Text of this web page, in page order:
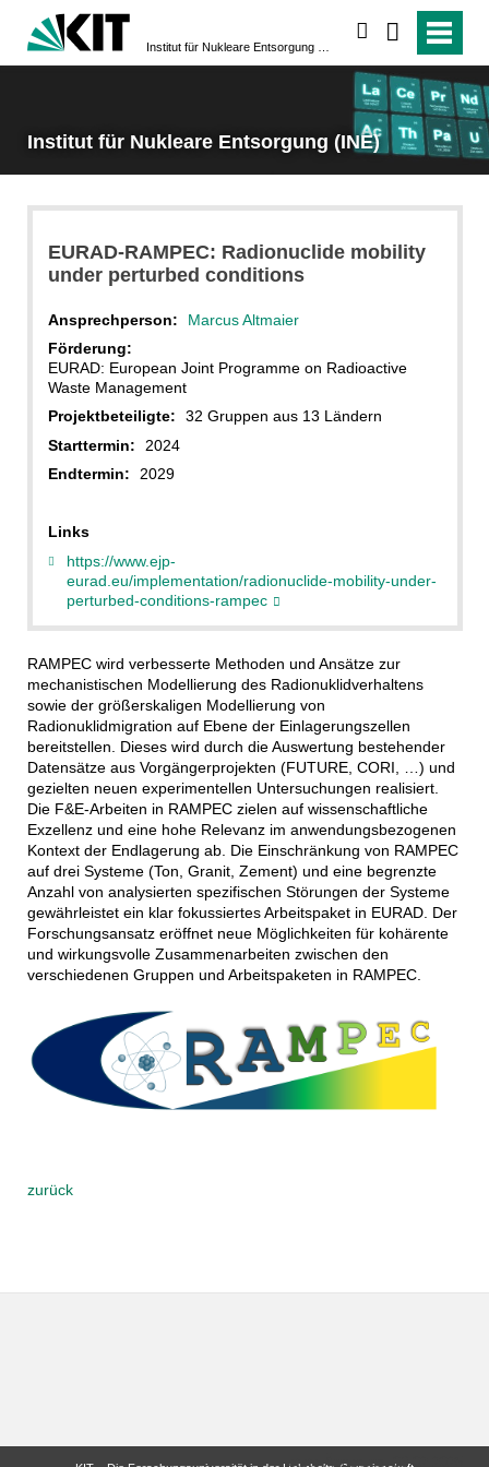
Institut für Nukleare Entsorgung (INE)
EURAD-RAMPEC: Radionuclide mobility
under perturbed conditions
Ansprechperson:
Marcus Altmaier
Förderung:
EURAD: European Joint Programme on Radioactive
Waste Management
Projektbeteiligte:
32 Gruppen aus 13 Ländern
Starttermin:
2024
Endtermin:
2029
Links
https://www.ejp-
eurad.eu/implementation/radionuclide-mobility-under-
perturbed-conditions-rampec
RAMPEC wird verbesserte Methoden und Ansätze zur
mechanistischen Modellierung des Radionuklidverhaltens
sowie der größerskaligen Modellierung von
Radionuklidmigration auf Ebene der Einlagerungszellen
bereitstellen. Dieses wird durch die Auswertung bestehender
Datensätze aus Vorgängerprojekten (FUTURE, CORI, …) und
gezielten neuen experimentellen Untersuchungen realisiert.
Die F&E-Arbeiten in RAMPEC zielen auf wissenschaftliche
Exzellenz und eine hohe Relevanz im anwendungsbezogenen
Kontext der Endlagerung ab. Die Einschränkung von RAMPEC
auf drei Systeme (Ton, Granit, Zement) und eine begrenzte
Anzahl von analysierten spezifischen Störungen der Systeme
gewährleistet ein klar fokussiertes Arbeitspaket in EURAD. Der
Forschungsansatz eröffnet neue Möglichkeiten für kohärente
und wirkungsvolle Zusammenarbeiten zwischen den
verschiedenen Gruppen und Arbeitspaketen in RAMPEC.
zurück
letzte Änderung: 03.02.2025